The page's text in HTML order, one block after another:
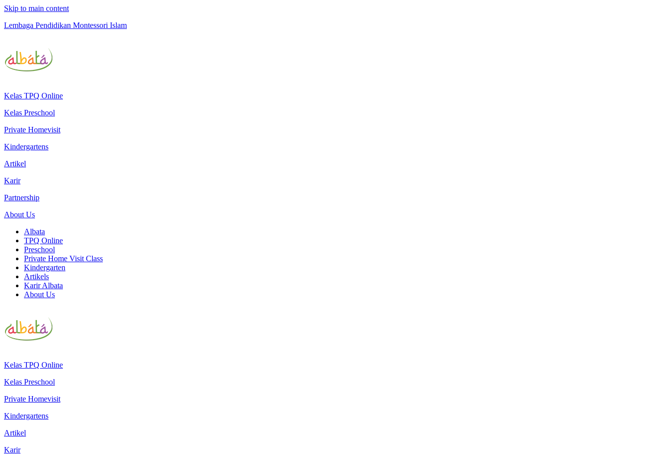
Skip to main content
Lembaga Pendidikan Montessori Islam
Kelas TPQ Online
Kelas Preschool
Private Homevisit
Kindergartens
Artikel
Karir
Partnership
About Us
Albata
TPQ Online
Preschool
Private Home Visit Class
Kindergarten
Artikels
Karir Albata
About Us
Kelas TPQ Online
Kelas Preschool
Private Homevisit
Kindergartens
Artikel
Karir